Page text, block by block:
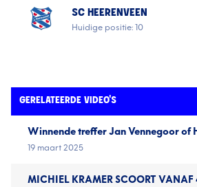
SC HEERENVEEN
Huidige positie: 10
GERELATEERDE VIDEO'S
Winnende treffer Jan Vennegoor of
19 maart 2025
MICHIEL KRAMER SCOORT VANAF